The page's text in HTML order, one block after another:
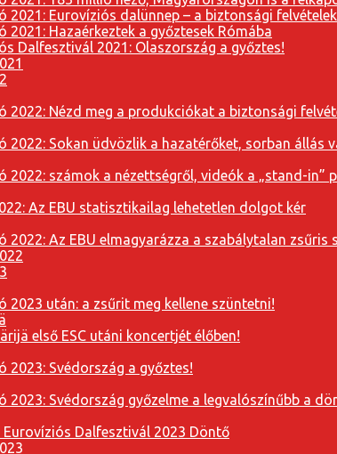
2021: Eurovíziós dalünnep – a biztonsági
2021: Hazaérkeztek a győztesek Rómába
Dalfesztivál 2021: Olaszország a győztes!
2022: Nézd meg a produkciókat a biztonsági
2022: Sokan üdvözlik a hazatérőket, sorban állás
2022: számok a nézettségről, videók a „stand-in”
Az EBU statisztikailag lehetetlen dolgot kér
2022: Az EBU elmagyarázza a szabálytalan zsűris
2023 után: a zsűrit meg kellene szüntetni!
első ESC utáni koncertjét élőben!
2023: Svédország a győztes!
2023: Svédország győzelme a legvalószínűbb a
Eurovíziós Dalfesztivál 2023 Döntő